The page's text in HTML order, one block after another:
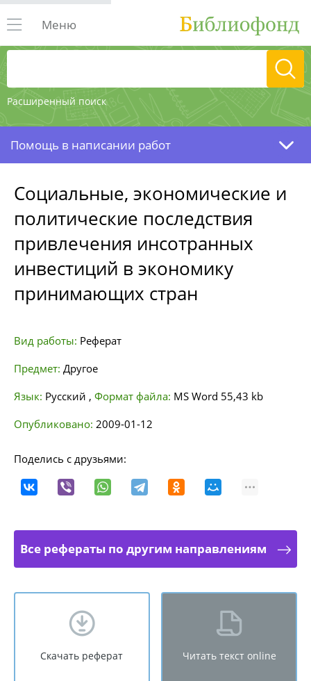
Расширенный поиск
Меню
Помощь в написании работ
Социальные, экономические и
политические последствия
привлечения инсотранных
инвестиций в экономику
принимающих стран
Вид работы: Реферат
Предмет: Другое
Язык: Русский , Формат файла: MS Word 55,43 kb
Опубликовано: 2009-01-12
Поделись с друзьями:
Все рефераты по другим направлениям
Скачать реферат Читать текст online